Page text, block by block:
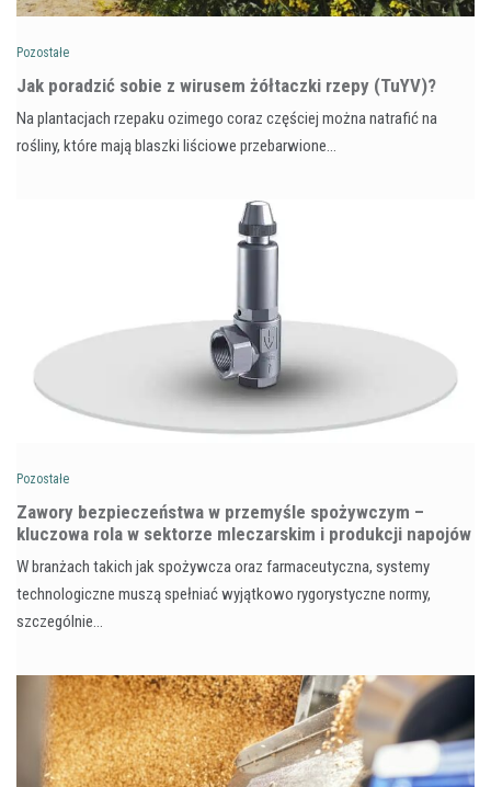
Pozostałe
​Jak poradzić sobie z wirusem żółtaczki rzepy (TuYV)?
Na plantacjach rzepaku ozimego coraz częściej można natrafić na
rośliny, które mają blaszki liściowe przebarwione…
Pozostałe
Zawory bezpieczeństwa w przemyśle spożywczym –
kluczowa rola w sektorze mleczarskim i produkcji napojów
W branżach takich jak spożywcza oraz farmaceutyczna, systemy
technologiczne muszą spełniać wyjątkowo rygorystyczne normy,
szczególnie…